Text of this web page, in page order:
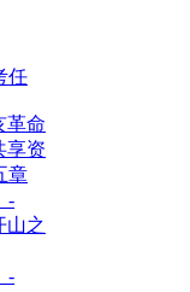
任
革命
享资
章
-
山之
-